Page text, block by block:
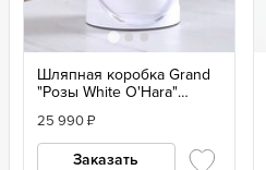
Шляпная коробка Grand
"Розы White O'Hara"
25 990₽
Заказать